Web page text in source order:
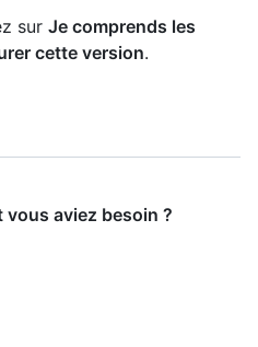
sur Je comprends les
cette version.
aviez besoin ?